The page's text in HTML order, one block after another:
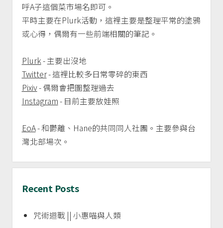
呼A子這個菜市場名即可。
平時主要在Plurk活動，這裡主要是整理平常的塗鴉
或心得，偶爾有一些前端相關的筆記。
Plurk- 主要出沒地
Twitter- 這裡比較多日常零碎的東西
Pixiv- 偶爾會把圖整理過去
Instagram- 目前主要放娃照
EoA- 和鬱離、Hane的共同同人社團。主要參與台
灣北部場次。
Recent Posts
咒術迴戰 || 小惠喵與人類